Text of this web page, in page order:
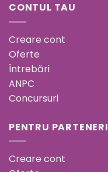
CONTUL TAU
Creare cont
Oferte
Întrebări
ANPC
Concursuri
PENTRU PARTENERI
Creare cont